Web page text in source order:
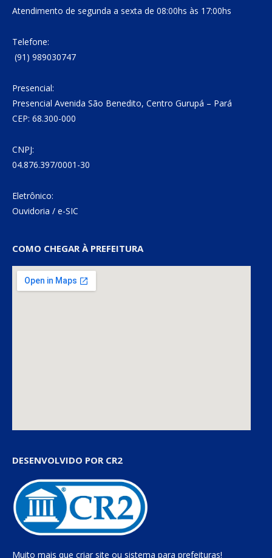
Atendimento de segunda a sexta de 08:00hs às 17:00hs
Telefone:
(91) 989030747
Presencial:
Presencial Avenida São Benedito, Centro Gurupá – Pará
CEP: 68.300-000
CNPJ:
04.876.397/0001-30
Eletrônico:
Ouvidoria / e-SIC
COMO CHEGAR À PREFEITURA
DESENVOLVIDO POR CR2
Muito mais que criar site ou sistema para prefeituras!